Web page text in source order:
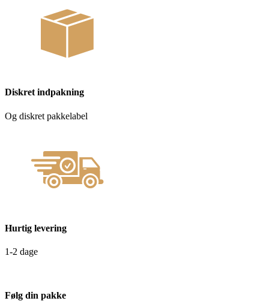
Diskret indpakning
Og diskret pakkelabel
Hurtig levering
1-2 dage
Følg din pakke